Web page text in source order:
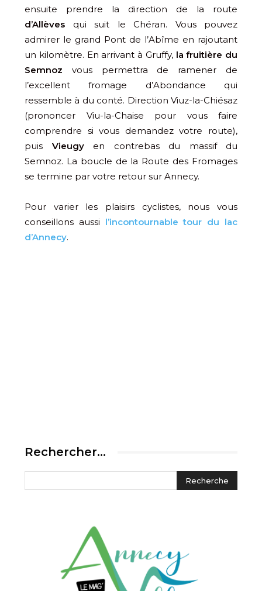
ensuite prendre la direction de la route
d’Allèves qui suit le Chéran. Vous pouvez
admirer le grand Pont de l’Abîme en rajoutant
un kilomètre. En arrivant à Gruffy, la fruitière du
Semnoz vous permettra de ramener de
l’excellent fromage d’Abondance qui
ressemble à du conté. Direction Viuz-la-Chiésaz
(prononcer Viu-la-Chaise pour vous faire
comprendre si vous demandez votre route),
puis Vieugyen contrebas du massif du
Semnoz. La boucle de la Route des Fromages
se termine par votre retour sur Annecy.
Pour varier les plaisirs cyclistes, nous vous
conseillons aussi l’incontournable tour du lac
d’Annecy.
Rechercher…